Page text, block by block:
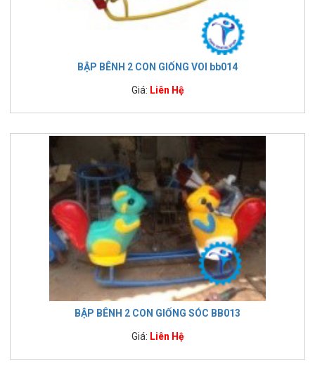
BẬP BÊNH 2 CON GIỐNG VOI bb014
Giá: Liên Hệ
BẬP BÊNH 2 CON GIỐNG SÓC BB013
Giá: Liên Hệ